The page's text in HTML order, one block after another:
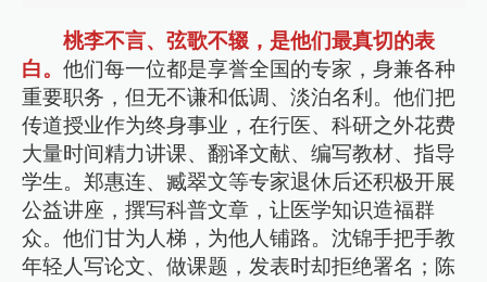
桃李不言、弦歌不辍，是他们最真切的表
白。他们每一位都是享誉全国的专家，身兼各种
重要职务，但无不谦和低调、淡泊名利。他们把
传道授业作为终身事业，在行医、科研之外花费
大量时间精力讲课、翻译文献、编写教材、指导
学生。郑惠连、臧翠文等专家退休后还积极开展
公益讲座，撰写科普文章，让医学知识造福群
众。他们甘为人梯，为他人铺路。沈锦手把手教
年轻人写论文、做课题，发表时却拒绝署名；陈